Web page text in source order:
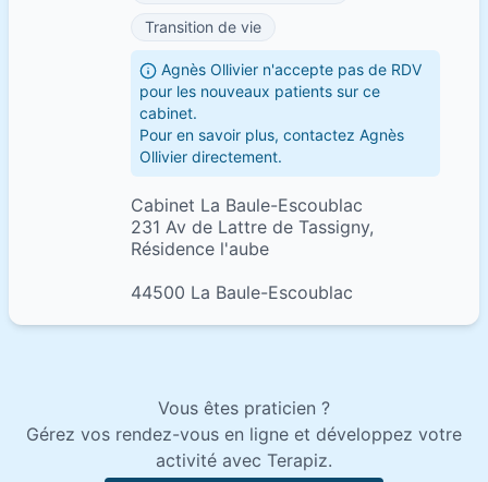
Transition de vie
Agnès Ollivier n'accepte pas de RDV
pour les nouveaux patients sur ce
cabinet.
Pour en savoir plus, contactez Agnès
Ollivier directement.
Cabinet La Baule-Escoublac
231 Av de Lattre de Tassigny,
Résidence l'aube
44500 La Baule-Escoublac
Vous êtes praticien ?
Gérez vos rendez-vous en ligne et développez votre
activité avec Terapiz.